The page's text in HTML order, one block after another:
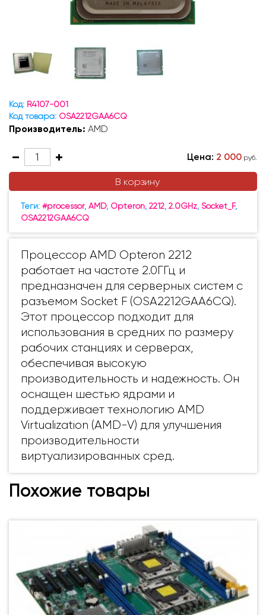
Код: R4107-001
Код товара: OSA2212GAA6CQ
Производитель: AMD
В корзину
Цена: 2 000 руб.
Теги: #processor, AMD, Opteron, 2212, 2.0GHz, Socket_F,
OSA2212GAA6CQ
Процессор AMD Opteron 2212
работает на частоте 2.0ГГц и
предназначен для серверных систем с
разъемом Socket F (OSA2212GAA6CQ).
Этот процессор подходит для
использования в средних по размеру
рабочих станциях и серверах,
обеспечивая высокую
производительность и надежность. Он
оснащен шестью ядрами и
поддерживает технологию AMD
Virtualization (AMD-V) для улучшения
производительности
виртуализированных сред.
Похожие товары